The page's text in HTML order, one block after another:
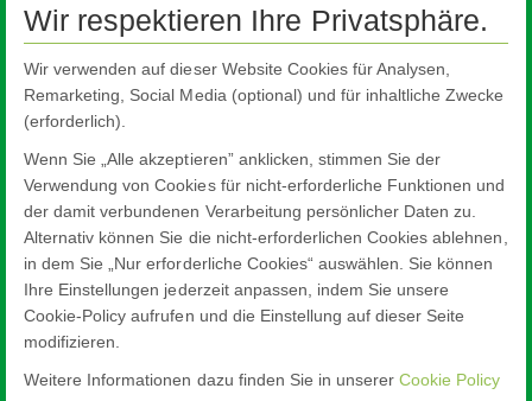
Dieser Inhalt ist nicht verfügbar, da er Cookies benötigt, die nicht
akzeptiert wurden. Um die Einstellungen zu ändern, klicken Sie
hier.
Wir respektieren Ihre Privatsphäre.
Wir verwenden auf dieser Website Cookies für Analysen,
Remarketing, Social Media (optional) und für inhaltliche Zwecke
(erforderlich).
Wenn Sie „Alle akzeptieren” anklicken, stimmen Sie der
Verwendung von Cookies für nicht-erforderliche Funktionen und
der damit verbundenen Verarbeitung persönlicher Daten zu.
Alternativ können Sie die nicht-erforderlichen Cookies ablehnen,
in dem Sie „Nur erforderliche Cookies“ auswählen. Sie können
Ihre Einstellungen jederzeit anpassen, indem Sie unsere
Cookie-Policy aufrufen und die Einstellung auf dieser Seite
modifizieren.
Weitere Informationen dazu finden Sie in unserer Cookie Policy